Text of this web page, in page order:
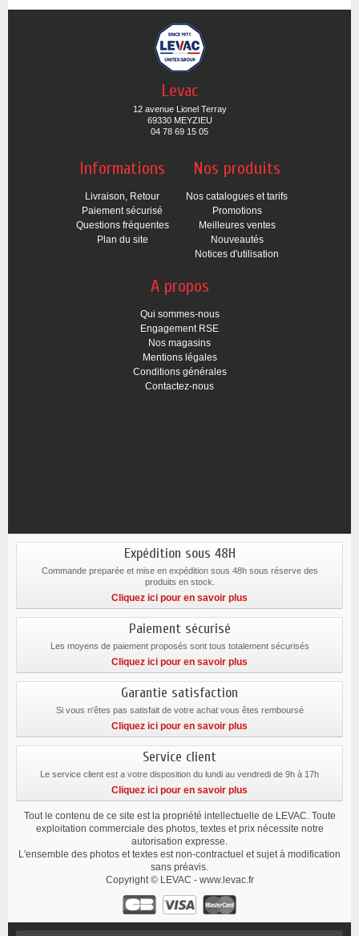
Levac
12 avenue Lionel Terray
69330 MEYZIEU
04 78 69 15 05
Informations
Livraison, Retour
Paiement sécurisé
Questions fréquentes
Plan du site
Nos produits
Nos catalogues et tarifs
Promotions
Meilleures ventes
Nouveautés
Notices d'utilisation
A propos
Qui sommes-nous
Engagement RSE
Nos magasins
Mentions légales
Conditions générales
Contactez-nous
Expédition sous 48H
Commande preparée et mise en expédition sous 48h sous réserve des
produits en stock.
Cliquez ici pour en savoir plus
Paiement sécurisé
Les moyens de paiement proposés sont tous totalement sécurisés
Cliquez ici pour en savoir plus
Garantie satisfaction
Si vous n'êtes pas satisfait de votre achat vous êtes remboursé
Cliquez ici pour en savoir plus
Service client
Le service client est a votre disposition du lundi au vendredi de 9h à 17h
Cliquez ici pour en savoir plus
Tout le contenu de ce site est la propriété intellectuelle de LEVAC. Toute
exploitation commerciale des photos, textes et prix nécessite notre
autorisation expresse.
L'ensemble des photos et textes est non-contractuel et sujet à modification
sans préavis.
Copyright © LEVAC - www.levac.fr